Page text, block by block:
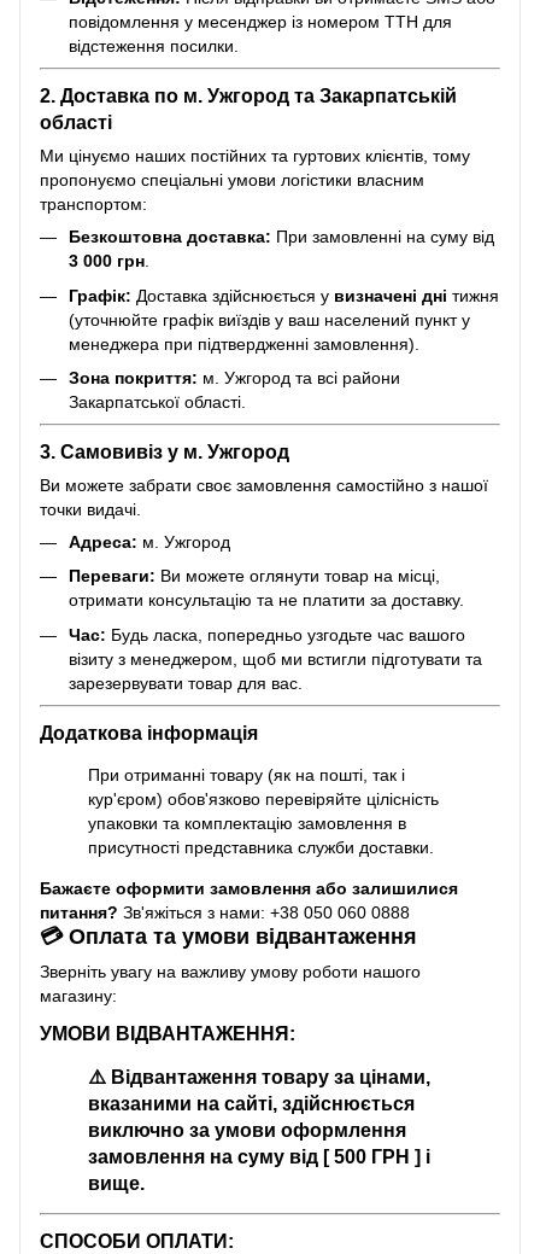
повідомлення у месенджер із номером ТТН для
відстеження посилки.
2. Доставка по м. Ужгород та Закарпатській
області
Ми цінуємо наших постійних та гуртових клієнтів, тому
пропонуємо спеціальні умови логістики власним
транспортом:
Безкоштовна доставка: При замовленні на суму від
3 000 грн
Графік: Доставка здійснюється у визначені дні тижня
(уточнюйте графік виїздів у ваш населений пункт у
менеджера при підтвердженні замовлення).
Зона покриття: м. Ужгород та всі райони
Закарпатської області.
3. Самовивіз у м. Ужгород
Ви можете забрати своє замовлення самостійно з нашої
точки видачі.
Адреса: м. Ужгород
Переваги: Ви можете оглянути товар на місці,
отримати консультацію та не платити за доставку.
Час: Будь ласка, попередньо узгодьте час вашого
візиту з менеджером, щоб ми встигли підготувати та
зарезервувати товар для вас.
Додаткова інформація
При отриманні товару (як на пошті, так і
кур'єром) обов'язково перевіряйте цілісність
упаковки та комплектацію замовлення в
присутності представника служби доставки.
Бажаєте оформити замовлення або залишилися
питання? Зв'яжіться з нами: +38 050 060 0888
💳 Оплата та умови відвантаження
Зверніть увагу на важливу умову роботи нашого
магазину:
УМОВИ ВІДВАНТАЖЕННЯ:
⚠️ Відвантаження товару за цінами,
вказаними на сайті, здійснюється
виключно за умови оформлення
замовлення на суму від [ 500 ГРН ] і
вище.
СПОСОБИ ОПЛАТИ: